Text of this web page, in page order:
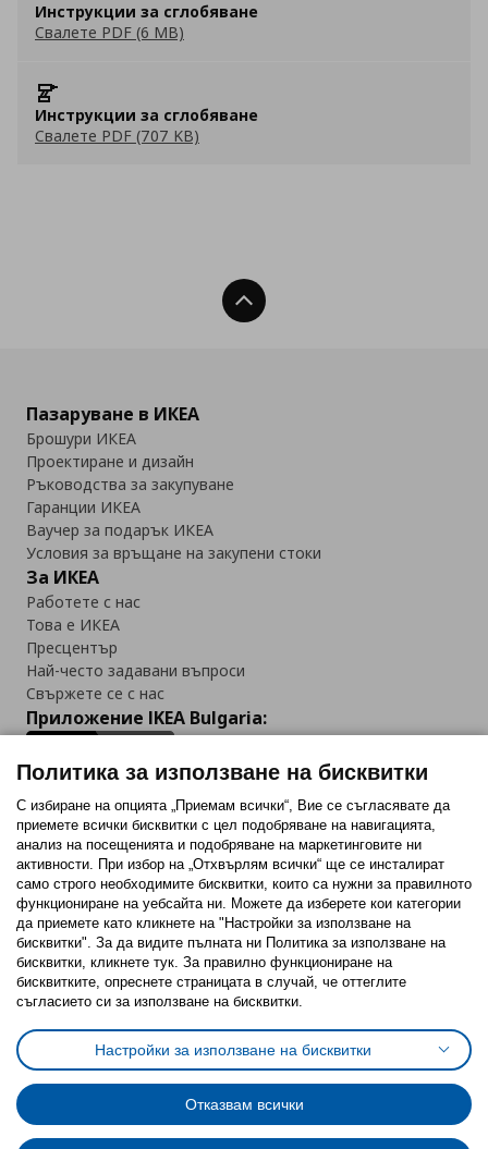
Инструкции за сглобяване
Свалете PDF (6 MB)
Инструкции за сглобяване
Свалете PDF (707 KB)
Нагоре
Пазаруване в ИКЕА
Брошури ИКЕА
Проектиране и дизайн
Ръководства за закупуване
Гаранции ИКЕА
Ваучер за подарък ИКЕА
Условия за връщане на закупени стоки
За ИКЕА
Работете с нас
Това е ИКЕА
Пресцентър
Най-често задавани въпроси
Свържете се с нас
Приложение IKEA Bulgaria:
Последвайте ни:
FacebookTwitterYoutubePinterestInstagram
Политика за използване на бисквитки (Cookies)
Избор на настройки за използване на бисквитки
Условия за ползване на ikea.bgОбща политика за личните данни
Политика за защита на личните данни на ikea.bg
Общи условия на програма IKEA Family
Политика за защита на лични данни на програма IKEA Family
Политика за използване на бисквитки
С избиране на опцията „Приемам всички“, Вие се съгласявате да
приемете всички бисквитки с цел подобряване на навигацията,
анализ на посещенията и подобряване на маркетинговите ни
активности. При избор на „Отхвърлям всички“ ще се инсталират
само строго необходимитe бисквитки, които са нужни за правилното
функциониране на уебсайта ни. Можете да изберете кои категории
да приемете като кликнете на "Настройки за използване на
бисквитки". За да видите пълната ни Политика за използване на
бисквитки, кликнете тук. За правилно функциониране на
бисквитките, опреснете страницата в случай, че оттеглите
съгласието си за използване на бисквитки.
Настройки за използване на бисквитки
Отказвам всички